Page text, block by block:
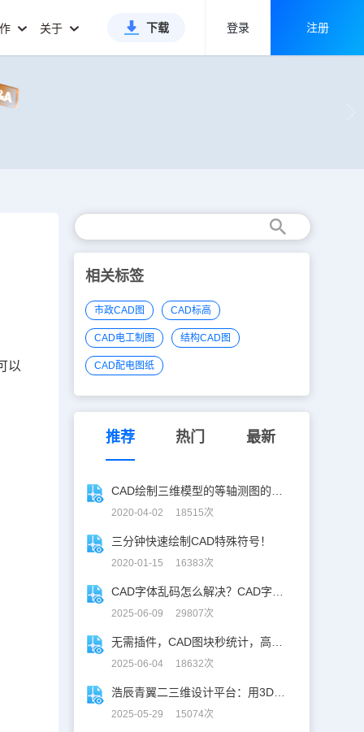
关于 下载 登录 注册
以
相关标签
市政CAD图 CAD标高
CAD电工制图 结构CAD图
CAD配电图纸
推荐 热门 最新
2020-04-02 18515次
三分钟快速绘制CAD特殊符号！
2020-01-15 16383次
2025-06-09 29807次
2025-06-04 18632次
2025-05-29 15074次